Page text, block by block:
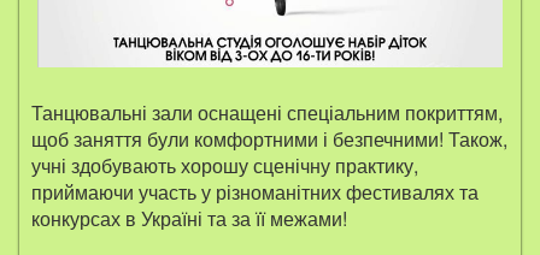
Танцювальні зали оснащені спеціальним покриттям,
щоб заняття були комфортними і безпечними! Також,
учні здобувають хорошу сценічну практику,
приймаючи участь у різноманітних фестивалях та
конкурсах в Україні та за її межами!